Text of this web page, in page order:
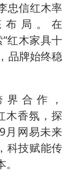
忠信红木率
布局。在
红木家具十
品牌始终稳
合作，
木香氛，探
月网易未来
科技赋能传